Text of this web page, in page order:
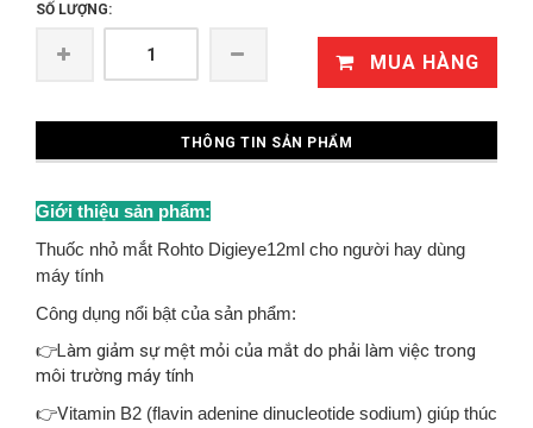
SỐ LƯỢNG:
MUA HÀNG
THÔNG TIN SẢN PHẨM
Giới thiệu sản phẩm:
Thuốc nhỏ mắt Rohto Digieye12ml cho người hay dùng
máy tính
Công dụng nổi bật của sản phẩm:
👉Làm giảm sự mệt mỏi của mắt do phải làm việc trong
môi trường máy tính
👉Vitamin B2 (flavin adenine dinucleotide sodium) giúp thúc